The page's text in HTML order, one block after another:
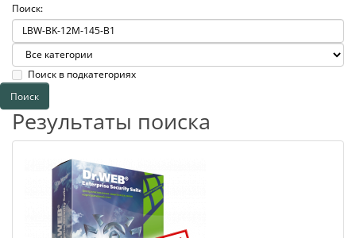
Поиск:
Поиск в подкатегориях
Результаты поиска